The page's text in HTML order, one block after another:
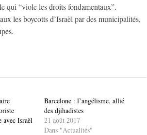
qui “viole les droits fondamentaux”.
les boycotts d’Israël par des municipalités,
avec Israël
Barcelone : l’angélisme, allié
des djihadistes
21 août 2017
Dans "Actualités"